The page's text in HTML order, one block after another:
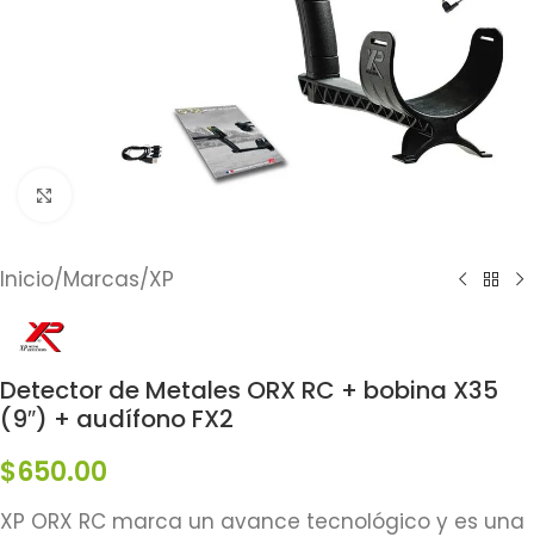
Inicio/Marcas/XP
Detector de Metales ORX RC + bobina X35
(9″) + audífono FX2
$650.00
XP ORX RC marca un avance tecnológico y es una